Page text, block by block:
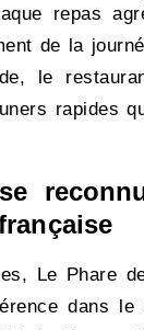
repas
de la
le
rapides
Le Phare
dans le